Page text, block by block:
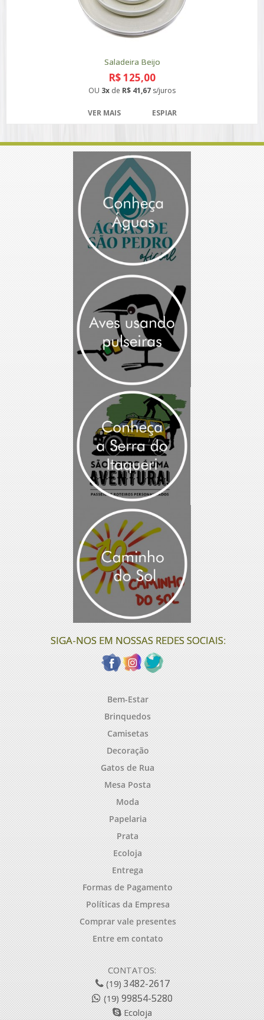
Saladeira Beijo
R$ 125,00
OU 3x de R$ 41,67 s/juros
VER MAIS ESPIAR
SIGA-NOS EM NOSSAS REDES SOCIAIS:
Bem-Estar
Brinquedos
Camisetas
Decoração
Gatos de Rua
Mesa Posta
Moda
Papelaria
Prata
Ecoloja
Entrega
Formas de Pagamento
Políticas da Empresa
Comprar vale presentes
Entre em contato
CONTATOS:
(19)3482-2617
(19)99854-5280
Ecoloja